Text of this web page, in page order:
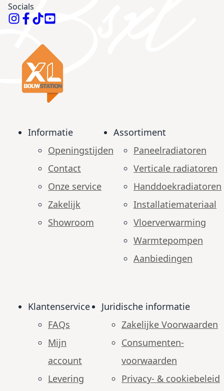
Socials
Informatie
Openingstijden
Contact
Onze service
Zakelijk
Showroom
Assortiment
Paneelradiatoren
Verticale radiatoren
Handdoekradiatoren
Installatiemateriaal
Vloerverwarming
Warmtepompen
Aanbiedingen
Klantenservice
FAQs
Mijn
account
Levering
Juridische informatie
Zakelijke Voorwaarden
Consumenten­
voorwaarden
Privacy- & cookiebeleid